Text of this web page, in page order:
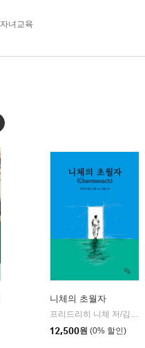
자녀교육
| 현대지성
니체의 초월자
12,500원 (0% 할인)